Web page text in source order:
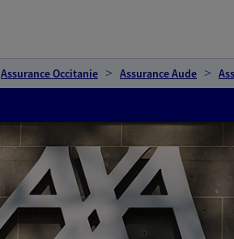
Assurance Occitanie Assurance Aude